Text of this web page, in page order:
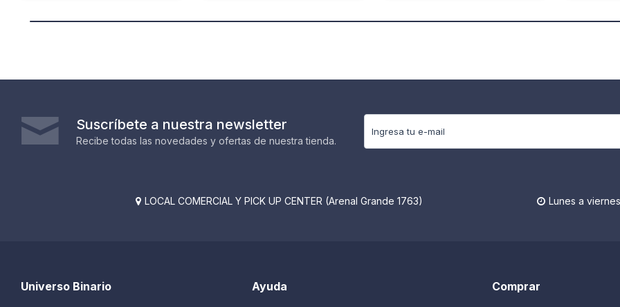
Suscríbete a nuestra newsletter
Recibe todas las novedades y ofertas de nuestra tienda.
 LOCAL COMERCIAL Y PICK UP CENTER (Arenal Grande 1763)  Lunes a
Ayuda
Universo Binario Comprar